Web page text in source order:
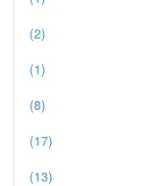
(2)
(1)
(8)
(17)
(13)